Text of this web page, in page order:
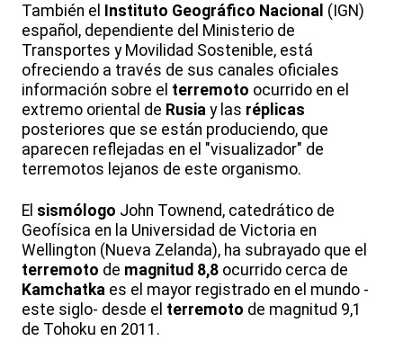
También el Instituto Geográfico Nacional (IGN)
español, dependiente del Ministerio de
Transportes y Movilidad Sostenible, está
ofreciendo a través de sus canales oficiales
información sobre el terremoto ocurrido en el
extremo oriental de Rusia y las réplicas
posteriores que se están produciendo, que
aparecen reflejadas en el "visualizador" de
terremotos lejanos de este organismo.
El sismólogo John Townend, catedrático de
Geofísica en la Universidad de Victoria en
Wellington (Nueva Zelanda), ha subrayado que el
terremoto de magnitud 8,8 ocurrido cerca de
Kamchatka es el mayor registrado en el mundo -
este siglo- desde el terremoto de magnitud 9,1
de Tohoku en 2011.